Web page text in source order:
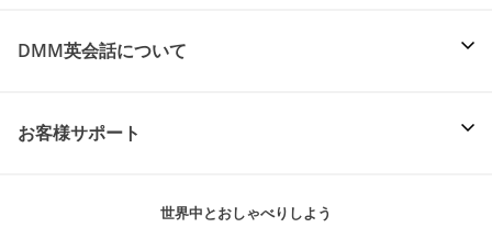
DMM英会話について
お客様サポート
世界中とおしゃべりしよう